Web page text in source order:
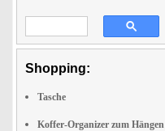
Shopping:
Tasche
Koffer-Organizer zum Hängen